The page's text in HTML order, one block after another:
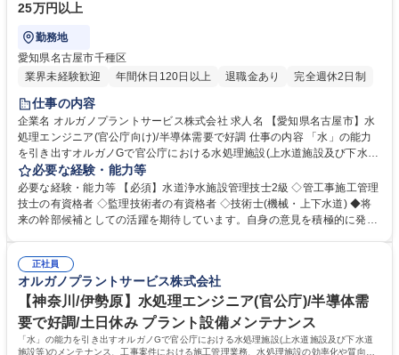
25万円以上
勤務地
愛知県名古屋市千種区
業界未経験歓迎
年間休日120日以上 退職金あり 完全週休2日制
仕事の内容
企業名 オルガノプラントサービス株式会社 求人名 【愛知県名古屋市】水
処理エンジニア(官公庁向け)/半導体需要で好調 仕事の内容 「水」の能力
を引き出すオルガノGで官公庁における水処理施設(上水道施設及び下水道
施設等)のメンテナンス、工事案件における施工管理業務、水処理施設の
効率化や質向上、新施設の企画・提案もお任せします。 高度経済成長期に
普及した全国の多くの上下水道施設が老朽化、更新時期を迎えています。
はじめはこれまでのご経験を踏まえて業務をお任せし、徐々に様々な領域
全/コスト等) ※建物の改変を伴う業務は含まない 募集職種 【愛知県名古
屋市】水処理エンジニア(官公庁向け)/半導体需要で好調
必要な経験・能力等
必要な経験・能力等 【必須】水道浄水施設管理技士2級 ◇管工事施工管理
技士の有資格者 ◇監理技術者の有資格者 ◇技術士(機械・上下水道) ◆将
来の幹部候補としての活躍を期待しています。自身の意見を積極的に発信
力を引き出すプライム市場上場オルガノグループで、水処理プラントに関
する経験を活かして活躍できます。 学歴・資格 学歴：大学院 大学 高専 短
大 専修学校 高校 語学力： 資格：第一種運転免許普通自動車
正社員
オルガノプラントサービス株式会社
【神奈川/伊勢原】水処理エンジニア(官公庁)/半導体需
要で好調/土日休み プラント設備メンテナンス
「水」の能力を引き出すオルガノGで官公庁における水処理施設(上水道施設及び下水道
施設等)のメンテナンス、工事案件における施工管理業務、水処理施設の効率化や質向